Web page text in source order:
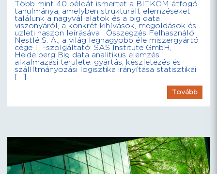
Több mint 40 példát ismertet a BITKOM átfogó
tanulmánya, amelyben strukturált elemzéseket
találunk a nagyvállalatok és a big data
viszonyáról, a konkrét kihívások, megoldások és
üzleti haszon leírásával. Összegzés Felhasználó:
Nestlé S. A., a világ legnagyobb élelmiszergyártó
cége IT-szolgáltató: SAS Institute GmbH,
Heidelberg Big data analitikus elemzés
alkalmazási területe: gyártás, készletezés és
szállítmányozási logisztika irányítása statisztikai
[…]
Tovább